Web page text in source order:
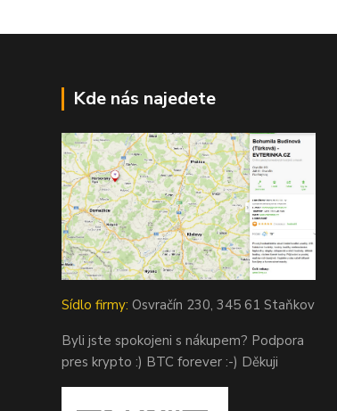
Kde nás najedete
Sídlo firmy: Osvračín 230, 345 61 Staňkov
Byli jste spokojeni s nákupem? Podpora
pres krypto :) BTC forever :-) Děkuji